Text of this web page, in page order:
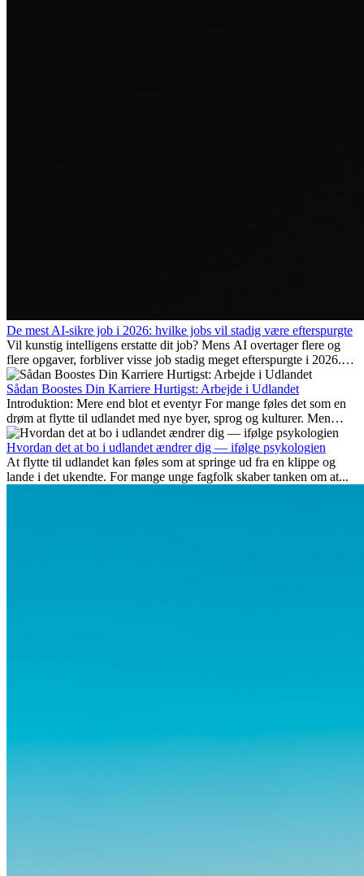
De mest AI-sikre job i 2026: hvilke jobs vil stadig være efterspurgte
Vil kunstig intelligens erstatte dit job? Mens AI overtager flere og
flere opgaver, forbliver visse job stadig meget efterspurgte i 2026.
Her gennemgår vi hvilke typer arbejde der anses som mest
fremtidssikre, hvilke kompetencer der vil være vigtige på lang sigt,
og hvorfor mange af disse jobs også giver attraktive
karrieremuligheder i udlandet.
Sådan Boostes Din Karriere Hurtigst: Arbejde i Udlandet
Introduktion: Mere end blot et eventyr For mange føles det som en
drøm at flytte til udlandet med nye byer, sprog og kulturer. Men
udover spændingen ved...
Hvordan det at bo i udlandet ændrer dig — ifølge psykologien
At flytte til udlandet kan føles som at springe ud fra en klippe og
lande i det ukendte. For mange unge fagfolk skaber tanken om at...